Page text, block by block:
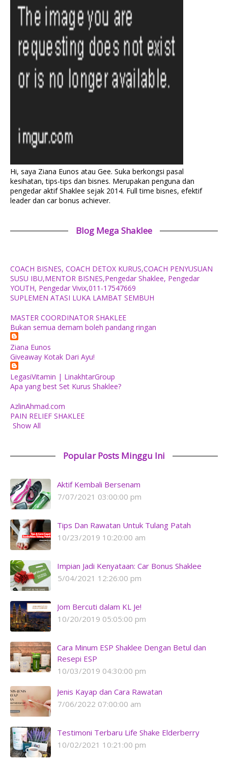
Hi, saya Ziana Eunos atau Gee. Suka berkongsi pasal
kesihatan, tips-tips dan bisnes. Merupakan penguna dan
pengedar aktif Shaklee sejak 2014. Full time bisnes, efektif
leader dan car bonus achiever.
Blog Mega Shaklee
COACH BISNES, COACH DETOX KURUS,COACH PENYUSUAN
SUSU IBU,MENTOR BISNES,Pengedar Shaklee, Pengedar
YOUTH, Pengedar Vivix,011-17547669
SUPLEMEN ATASI LUKA LAMBAT SEMBUH
MASTER COORDINATOR SHAKLEE
Bukan semua demam boleh pandang ringan
Ziana Eunos
Giveaway Kotak Dari Ayu!
LegasiVitamin | LinakhtarGroup
Apa yang best Set Kurus Shaklee?
AzlinAhmad.com
PAIN RELIEF SHAKLEE
Show All
Popular Posts Minggu Ini
Aktif Kembali Bersenam
7/07/2021 03:00:00 pm
Tips Dan Rawatan Untuk Tulang Patah
10/23/2019 10:20:00 am
Impian Jadi Kenyataan: Car Bonus Shaklee
5/04/2021 12:26:00 pm
Jom Bercuti dalam KL Je!
10/20/2019 05:05:00 pm
Cara Minum ESP Shaklee Dengan Betul dan
Resepi ESP
10/03/2019 04:30:00 pm
Jenis Kayap dan Cara Rawatan
7/06/2022 07:00:00 am
Testimoni Terbaru Life Shake Elderberry
10/02/2021 10:21:00 pm